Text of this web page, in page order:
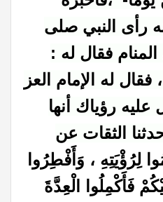
رأى النبي صلى
فقال له :
له الإمام العز
رؤياك أنها
الثقات عن
لِرُؤْيَتِهِ ، وَأَفْطِرُوا
فَأَكْمِلُوا الْعِدَّةَ